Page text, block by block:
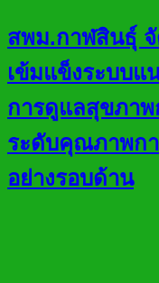
สพม.กาฬสินธุ์ จั
เข้มแข็งระบบแ
การดูแลสุขภาพ
ระดับคุณภาพก
อย่างรอบด้าน